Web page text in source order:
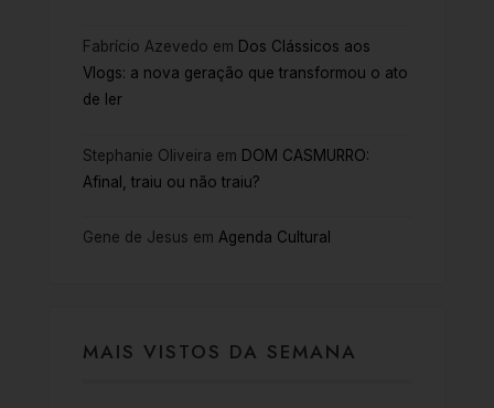
Fabrício Azevedo em Dos Clássicos aos
Vlogs: a nova geração que transformou o ato
de ler
Stephanie Oliveira em DOM CASMURRO:
Afinal, traiu ou não traiu?
Gene de Jesus em Agenda Cultural
MAIS VISTOS DA SEMANA